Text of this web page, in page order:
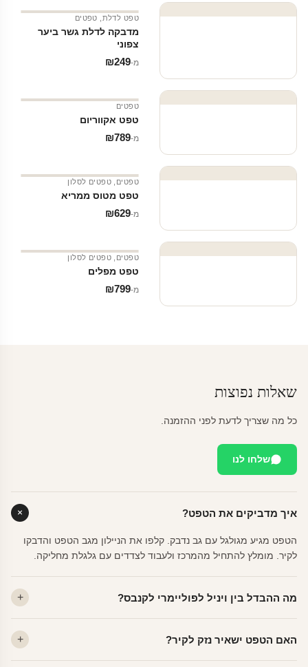
טפט לדלת טפטים
מדבקה לדלת גשר ביער
צפוני
מ‑ ₪249
טפטים
טפט אקווריום
מ‑ ₪789
טפטים טפטים לסלון
טפט מטוס ממריא
מ‑ ₪629
טפטים טפטים לסלון
טפט מפלים
מ‑ ₪799
שאלות נפוצות
כל מה שצריך לדעת לפני ההזמנה.
שלחו לנו
איך מדביקים את הטפט?
הטפט מגיע מגולגל עם גב נדבק. קלפו את הניילון מגב הטפט והדבקו
לקיר. מומלץ להתחיל מהמרכז ולעבוד לצדדים עם גלגלת מחליקה.
מה ההבדל בין ויניל לפוליימרי לקנבס?
פרמיום. קנבס — בד אמנותי יוקרתי, מט.
האם הטפט ישאיר נזק לקיר?